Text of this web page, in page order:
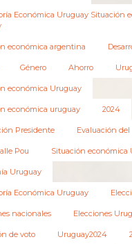
Económica Uruguay Situación
económica argentina
Género Ahorro
económica Uruguay
económica uruguay 2024
Presidente Evaluación
Pou Situación económica
Uruguay
Económica Uruguay
nacionales Elecciones
de voto Uruguay2024